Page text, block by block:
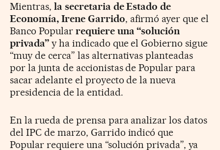
Mientras, la secretaria de Estado de
Economía, Irene Garrido, afirmó ayer que el
Banco Popular requiere una “solución
privada”y ha indicado que el Gobierno sigue
“muy de cerca” las alternativas planteadas
por la junta de accionistas de Popular para
sacar adelante el proyecto de la nueva
presidencia de la entidad.
En la rueda de prensa para analizar los datos
del IPC de marzo, Garrido indicó que
Popular requiere una “solución privada”, ya